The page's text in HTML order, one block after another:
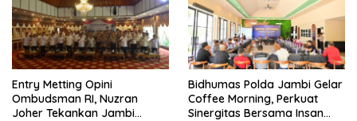
Entry Metting Opini
Ombudsman RI, Nuzran
Joher Tekankan Jambi
Bidhumas Polda Jambi Gelar
Coffee Morning, Perkuat
Sinergitas Bersama Insan